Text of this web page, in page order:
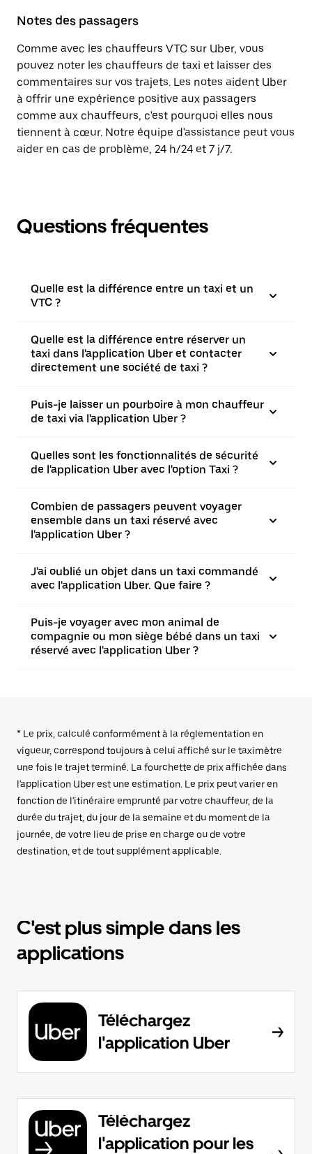
Notes des passagers
Comme avec les chauffeurs VTC sur Uber, vous
pouvez noter les chauffeurs de taxi et laisser des
commentaires sur vos trajets. Les notes aident Uber
à offrir une expérience positive aux passagers
comme aux chauffeurs, c'est pourquoi elles nous
tiennent à cœur. Notre équipe d'assistance peut vous
aider en cas de problème, 24 h/24 et 7 j/7.
Questions fréquentes
Quelle est la différence entre un taxi et un
VTC ?
Quelle est la différence entre réserver un
taxi dans l'application Uber et contacter
directement une société de taxi ?
Puis-je laisser un pourboire à mon chauffeur
de taxi via l'application Uber ?
Quelles sont les fonctionnalités de sécurité
de l'application Uber avec l'option Taxi ?
Combien de passagers peuvent voyager
ensemble dans un taxi réservé avec
l'application Uber ?
J'ai oublié un objet dans un taxi commandé
avec l'application Uber. Que faire ?
Puis-je voyager avec mon animal de
compagnie ou mon siège bébé dans un taxi
réservé avec l'application Uber ?
* Le prix, calculé conformément à la réglementation en
vigueur, correspond toujours à celui affiché sur le taximètre
une fois le trajet terminé. La fourchette de prix affichée dans
l'application Uber est une estimation. Le prix peut varier en
fonction de l'itinéraire emprunté par votre chauffeur, de la
durée du trajet, du jour de la semaine et du moment de la
journée, de votre lieu de prise en charge ou de votre
destination, et de tout supplément applicable.
C'est plus simple dans les
applications
Téléchargez
l'application Uber
Téléchargez
l'application pour les